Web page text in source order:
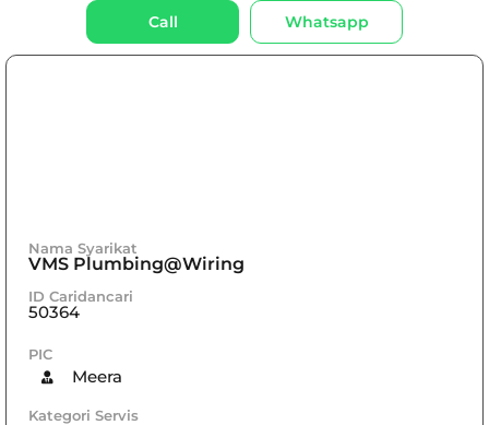
Call Whatsapp
Nama Syarikat
VMS Plumbing@Wiring
ID Caridancari
50364
PIC
Meera
Kategori Servis